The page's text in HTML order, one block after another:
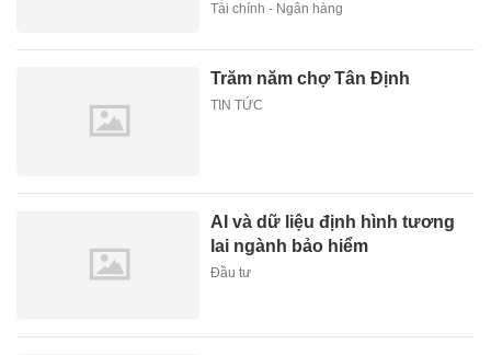
Tài chính - Ngân hàng
Trăm năm chợ Tân Định
TIN TỨC
AI và dữ liệu định hình tương
lai ngành bảo hiểm
Đầu tư